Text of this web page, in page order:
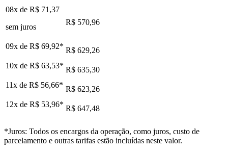
08x de R$ 71,37
sem juros
R$ 570,96
09x de R$ 69,92* R$ 629,26
10x de R$ 63,53* R$ 635,30
11x de R$ 56,66* R$ 623,26
12x de R$ 53,96* R$ 647,48
*Juros: Todos os encargos da operação, como juros, custo de
parcelamento e outras tarifas estão incluídas neste valor.